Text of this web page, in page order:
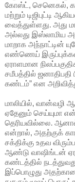
கோஸ்ட், செனெகல்,
மற்றும் டிஜிபுட்டி
வைத்துள்ளது. அது
அல்லது இஸ்லாமிய
மாறாக அந்நாட்டின்
எண்ணெய் இருப்புக்கள்
ஏராளமான
சமீபத்தில்
கண்டம்” என
மாலியில், வான்வழி
ஏதேனும் செய்யுமா
தெரியவில்லை.
என்றால், அதற்குக்
சக்திக்கு உதவ
ஆண்டு வாஷிங்டன்
கண்டத்தில்
இப்பொழுது